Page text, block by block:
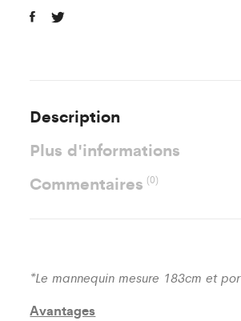
Description
Plus d'informations
Commentaires(0)
*Le mannequin mesure 183cm et
Avantages